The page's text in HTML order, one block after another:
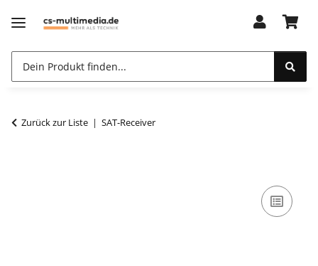
Zurück zur Liste SAT-Receiver